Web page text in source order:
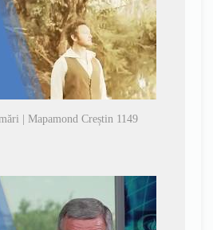
| Mapamond Creștin 1149